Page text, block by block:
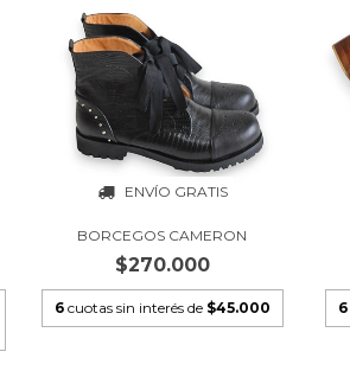
ENVÍO GRATIS
BORCEGOS CAMERON
$270.000
6 cuotas sin interés de $45.000 6